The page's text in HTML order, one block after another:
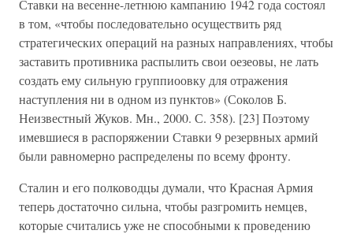
Ставки на весенне-летнюю кампанию 1942 года состоял
в том, «чтобы последовательно осуществить ряд
стратегических операций на разных направлениях, чтобы
заставить противника распылить свои оезеовы, не лать
создать ему сильную группиоовку для отражения
наступления ни в одном из пунктов» (Соколов Б.
Неизвестный Жуков. Мн., 2000. С. 358). [23] Поэтому
имевшиеся в распоряжении Ставки 9 резервных армий
были равномерно распределены по всему фронту.
Сталин и его полководцы думали, что Красная Армия
теперь достаточно сильна, чтобы разгромить немцев,
которые считались уже не способными к проведению